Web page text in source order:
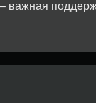
важная